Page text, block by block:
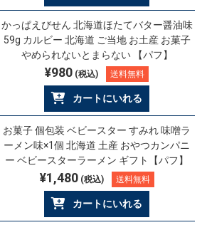
かっぱえびせん 北海道ほたてバター醤油味
59g カルビー 北海道 ご当地 お土産 お菓子
やめられないとまらない 【パフ】
¥980 (税込) 送料無料
カートにいれる
お菓子 個包装 ベビースター すみれ 味噌ラ
ーメン味×1個 北海道 土産 おやつカンパニ
ー ベビースターラーメン ギフト【パフ】
¥1,480(税込) 送料無料
カートにいれる